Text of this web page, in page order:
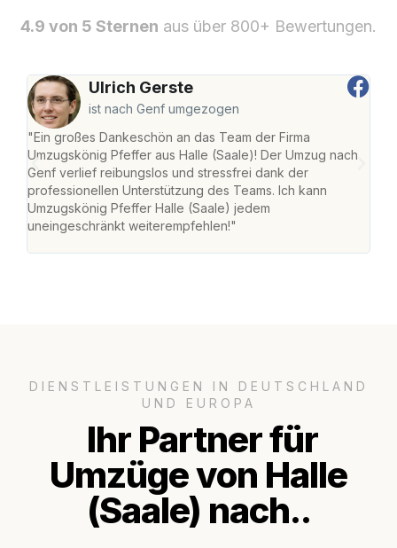
4.9 von 5 Sternen aus über 800+ Bewertungen.
Ulrich Gerste
ist nach Genf umgezogen
"Ein großes Dankeschön an das Team der Firma
Umzugskönig Pfeffer aus Halle (Saale)! Der Umzug nach
Genf verlief reibungslos und stressfrei dank der
professionellen Unterstützung des Teams. Ich kann
Umzugskönig Pfeffer Halle (Saale) jedem
uneingeschränkt weiterempfehlen!"
DIENSTLEISTUNGEN IN DEUTSCHLAND
UND EUROPA
Ihr Partner für
Umzüge von Halle
(Saale) nach..